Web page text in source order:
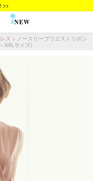
>>
NEW
ス
ノースリーブウエストリボン
XXLサイズ)